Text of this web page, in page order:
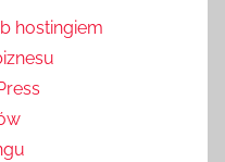
hostingiem